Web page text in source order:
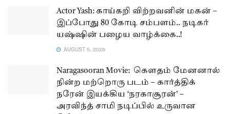
Actor Yash: காய்கறி விற்றவனின் மகன் –
இப்போது 80 கோடி சம்பளம்.. நடிகர்
யஷ்ஷின் பழைய வாழ்க்கை..!
AUGUST 5, 2026
Naragasooran Movie: கௌதம் மேனனால்
நின்ற மற்றொரு படம் – கார்த்திக்
நரேன் இயக்கிய ‘நரகாசூரன்’ –
அரவிந்த் சாமி நடிப்பில் உருவான